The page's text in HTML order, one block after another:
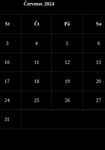
Červenec 2024
St Čt Pá So
3 4 5 6
10 11 12 13
17 18 19 20
24 25 26 27
31